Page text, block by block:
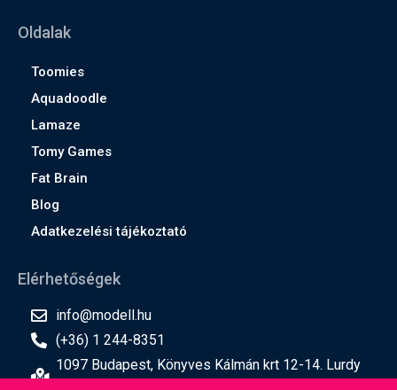
Oldalak
Toomies
Aquadoodle
Lamaze
Tomy Games
Fat Brain
Blog
Adatkezelési tájékoztató
Elérhetőségek
info@modell.hu
(+36) 1 244-8351
1097 Budapest, Könyves Kálmán krt 12-14. Lurdy